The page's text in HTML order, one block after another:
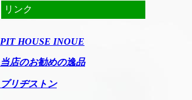
リンク
PIT HOUSE INOUE
当店のお勧めの逸品
ブリヂストン